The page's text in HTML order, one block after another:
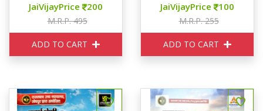
JaiVijayPrice 200
M.R.P. 495
ADD TO CART
JaiVijayPrice 100
M.R.P. 255
ADD TO CART